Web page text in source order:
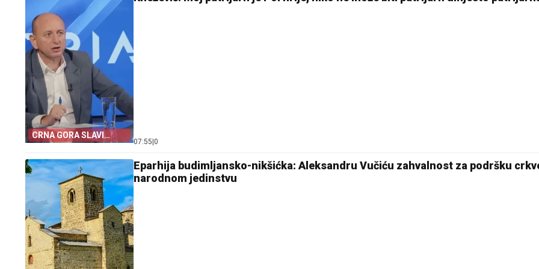
CRNA GORA SLAVI
„OLUJU“
07:55 0
Eparhija budimljansko-nikšićka: Aleksandru Vučiću zahvalnost za podršku
narodnom jedinstvu